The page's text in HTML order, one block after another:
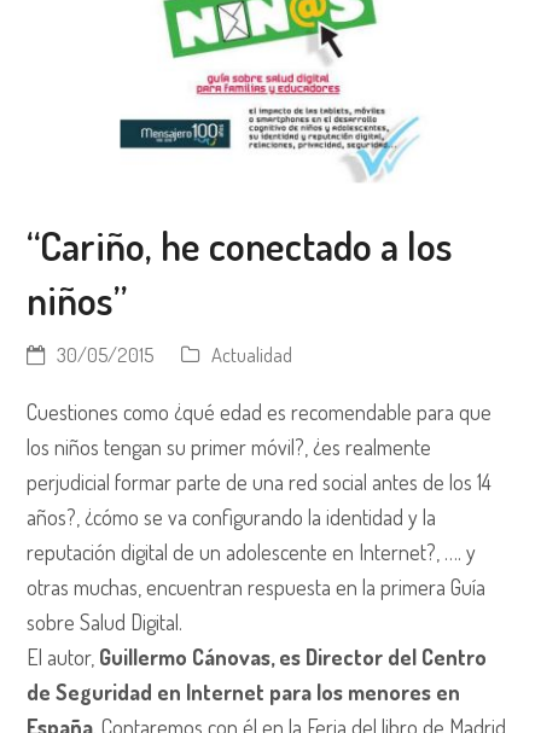
“Cariño, he conectado a los
niños”
30/05/2015 Actualidad
Cuestiones como ¿qué edad es recomendable para que
los niños tengan su primer móvil?, ¿es realmente
perjudicial formar parte de una red social antes de los 14
años?, ¿cómo se va configurando la identidad y la
reputación digital de un adolescente en Internet?, …. y
otras muchas, encuentran respuesta en la primera Guía
sobre Salud Digital.
El autor, Guillermo Cánovas, es Director del Centro
de Seguridad en Internet para los menores en
España. Contaremos con él en la Feria del libro de Madrid,